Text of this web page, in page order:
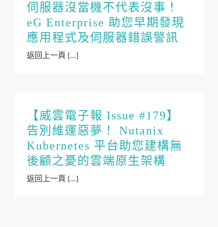
伺服器沒當機不代表沒事！
eG Enterprise 助您早期發現
應用程式及伺服器錯誤警訊
返回上一頁 [...]
【威雲電子報 Issue #179】
告別維運惡夢！ Nutanix
Kubernetes 平台助您建構無
後顧之憂的雲端原生架構
返回上一頁 [...]